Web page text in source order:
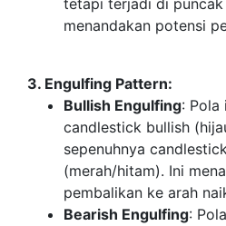
tetapi terjadi di puncak
menandakan potensi
3. Engulfing Pattern:
Bullish Engulfing: Pola
candlestick bullish
sepenuhnya
(merah/hitam). Ini
pembalikan ke arah
Bearish Engulfing: